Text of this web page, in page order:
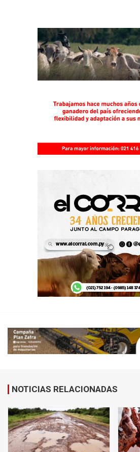
NOTICIAS RELACIONADAS